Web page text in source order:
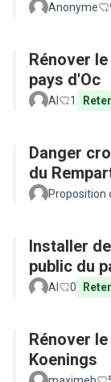
Anonyme
Rénover
pays d'Oc
Al 1
Danger
du
Proposition
Installer
public du
Al 0
Rénover
Koenings